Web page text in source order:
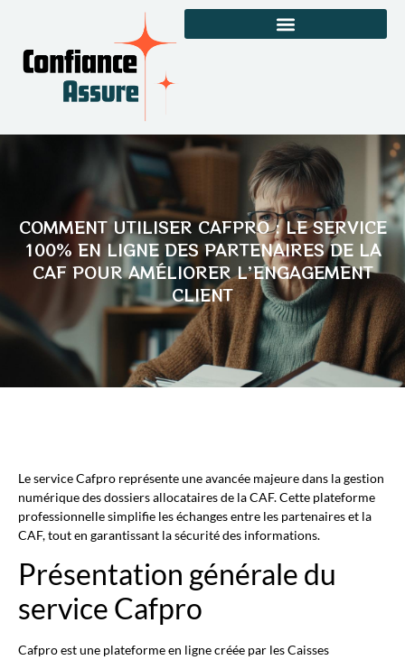
COMMENT UTILISER CAFPRO : LE SERVICE
100% EN LIGNE DES PARTENAIRES DE LA
CAF POUR AMÉLIORER L’ENGAGEMENT
CLIENT
Le service Cafpro représente une avancée majeure dans la gestion
numérique des dossiers allocataires de la CAF. Cette plateforme
professionnelle simplifie les échanges entre les partenaires et la
CAF, tout en garantissant la sécurité des informations.
Présentation générale du
service Cafpro
Cafpro est une plateforme en ligne créée par les Caisses